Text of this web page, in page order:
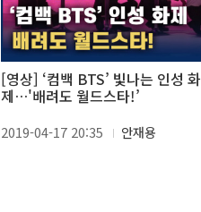
[영상] ‘컴백 BTS’ 빛나는 인성 화
제…'배려도 월드스타!’
2019-04-17 20:35 안재용